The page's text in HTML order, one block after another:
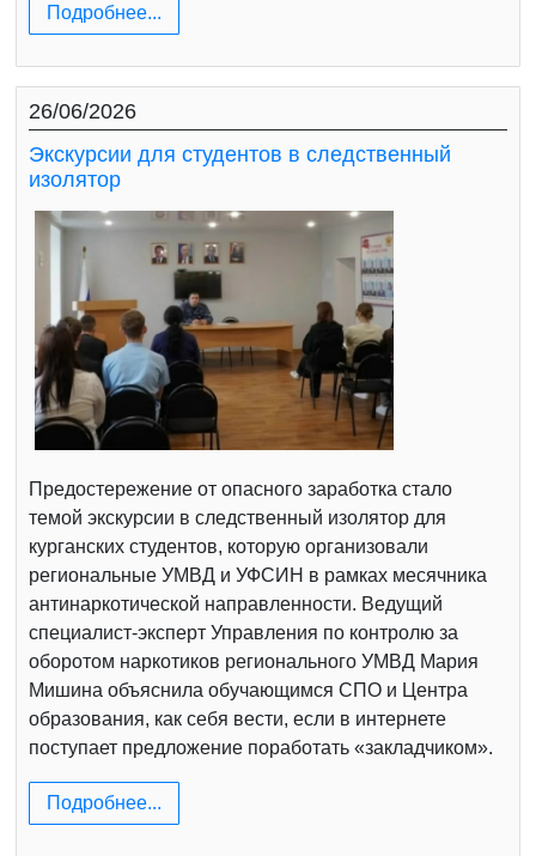
Подробнее...
26/06/2026
Экскурсии для студентов в следственный
изолятор
Предостережение от опасного заработка стало
темой экскурсии в следственный изолятор для
курганских студентов, которую организовали
региональные УМВД и УФСИН в рамках месячника
антинаркотической направленности. Ведущий
специалист-эксперт Управления по контролю за
оборотом наркотиков регионального УМВД Мария
Мишина объяснила обучающимся СПО и Центра
образования, как себя вести, если в интернете
поступает предложение поработать «закладчиком».
Подробнее...